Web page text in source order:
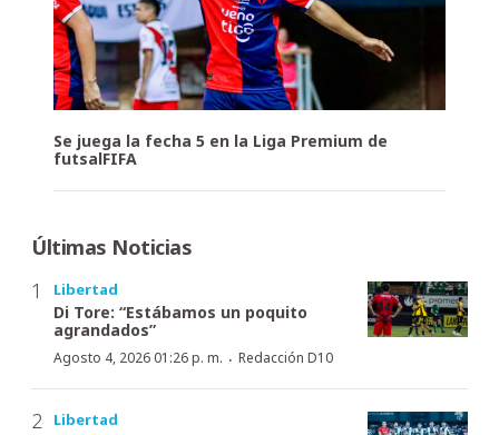
Se juega la fecha 5 en la Liga Premium de
futsalFIFA
Últimas Noticias
Libertad
Di Tore: “Estábamos un poquito
agrandados”
Agosto 4, 2026 01:26 p. m. · Redacción D10
Libertad